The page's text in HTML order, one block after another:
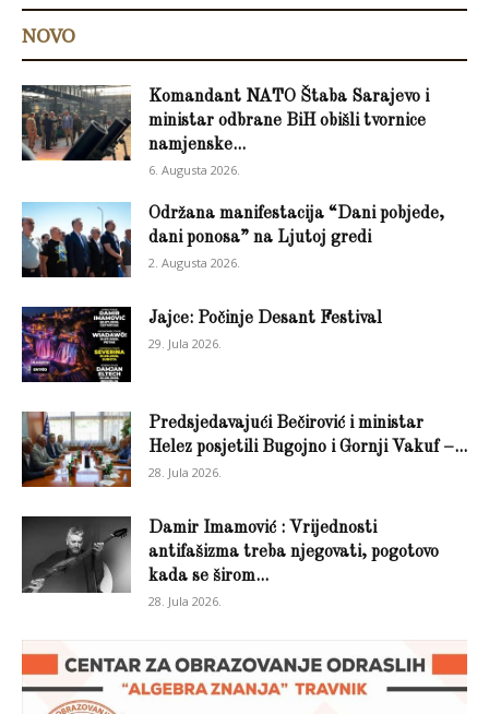
NOVO
Komandant NATO Štaba Sarajevo i
ministar odbrane BiH obišli tvornice
namjenske...
6. Augusta 2026.
Održana manifestacija “Dani pobjede,
dani ponosa” na Ljutoj gredi
2. Augusta 2026.
Jajce: Počinje Desant Festival
29. Jula 2026.
Predsjedavajući Bečirović i ministar
Helez posjetili Bugojno i Gornji Vakuf –...
28. Jula 2026.
Damir Imamović : Vrijednosti
antifašizma treba njegovati, pogotovo
kada se širom...
28. Jula 2026.